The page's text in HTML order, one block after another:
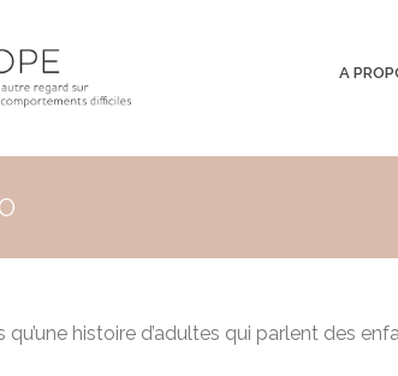
A
qu’une histoire d’adultes qui parlent des